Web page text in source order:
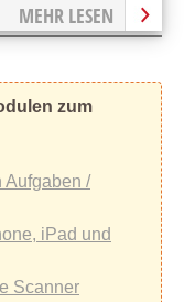
MEHR LESEN
zum
Aufgaben /
iPad und
Scanner